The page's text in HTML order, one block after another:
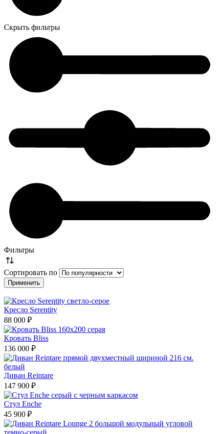
Скрыть фильтры
Фильтры
Сортировать по
Кресло Serentity
88 000 ₽
Кровать Bliss
136 000 ₽
Диван Reintare
147 900 ₽
Стул Enche
45 900 ₽